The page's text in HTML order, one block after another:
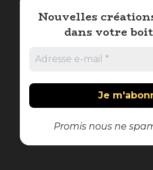
Nouvelles
dans votre
Promis nous ne